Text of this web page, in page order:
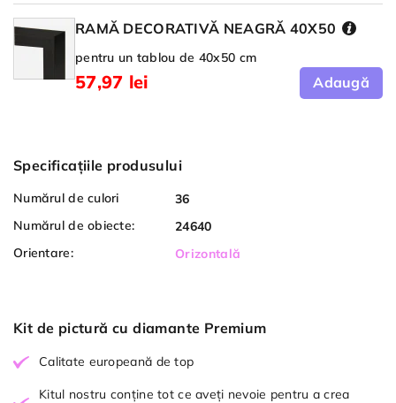
RAMĂ DECORATIVĂ NEAGRĂ 40X50
pentru un tablou de 40x50 cm
57,97 lei Adaugă
Specificațiile produsului
Numărul de culori
36
Numărul de obiecte:
24640
Orientare:
Orizontală
Kit de pictură cu diamante Premium
Calitate europeană de top
Kitul nostru conține tot ce aveți nevoie pentru a crea